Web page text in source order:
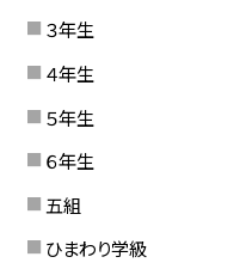
３年生
４年生
５年生
６年生
五組
ひまわり学級